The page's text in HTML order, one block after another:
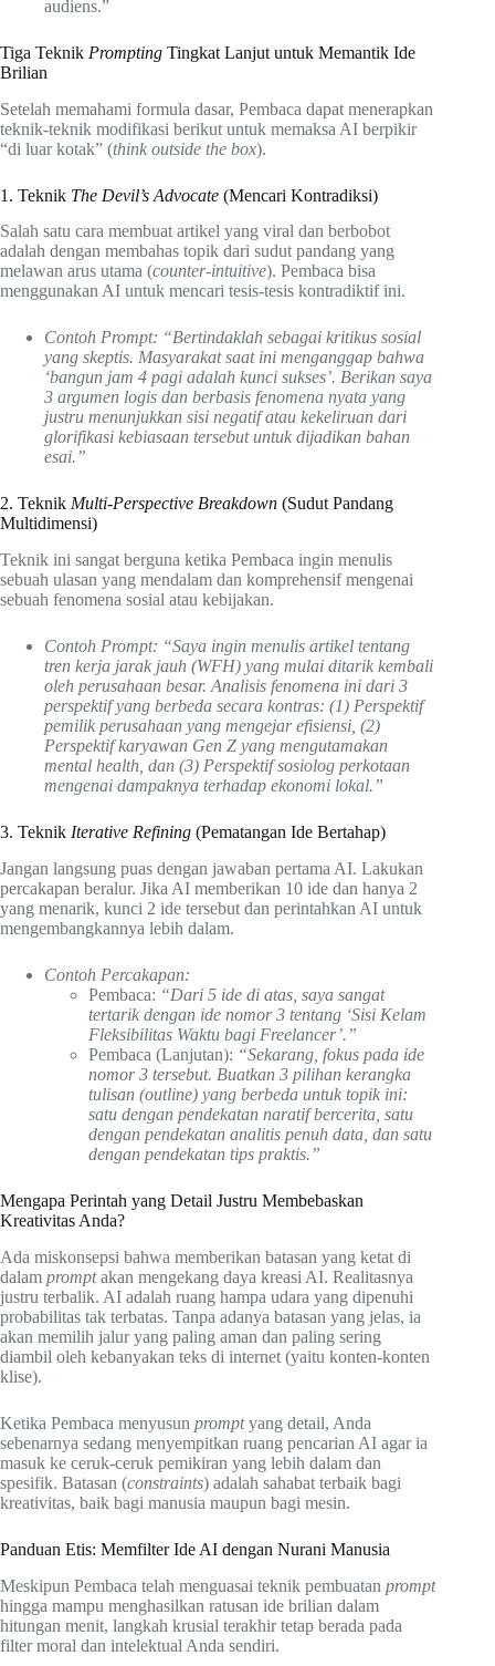
audiens.”
Tiga Teknik Prompting Tingkat Lanjut untuk Memantik Ide
Brilian
Setelah memahami formula dasar, Pembaca dapat menerapkan
teknik-teknik modifikasi berikut untuk memaksa AI berpikir
“di luar kotak” (think outside the box).
1. Teknik The Devil’s Advocate (Mencari Kontradiksi)
Salah satu cara membuat artikel yang viral dan berbobot
adalah dengan membahas topik dari sudut pandang yang
melawan arus utama (counter-intuitive). Pembaca bisa
menggunakan AI untuk mencari tesis-tesis kontradiktif ini.
Contoh Prompt: “Bertindaklah sebagai kritikus sosial
yang skeptis. Masyarakat saat ini menganggap bahwa
‘bangun jam 4 pagi adalah kunci sukses’. Berikan saya
3 argumen logis dan berbasis fenomena nyata yang
justru menunjukkan sisi negatif atau kekeliruan dari
glorifikasi kebiasaan tersebut untuk dijadikan bahan
esai.”
2. Teknik Multi-Perspective Breakdown (Sudut Pandang
Multidimensi)
Teknik ini sangat berguna ketika Pembaca ingin menulis
sebuah ulasan yang mendalam dan komprehensif mengenai
sebuah fenomena sosial atau kebijakan.
Contoh Prompt: “Saya ingin menulis artikel tentang
tren kerja jarak jauh (WFH) yang mulai ditarik kembali
oleh perusahaan besar. Analisis fenomena ini dari 3
perspektif yang berbeda secara kontras: (1) Perspektif
pemilik perusahaan yang mengejar efisiensi, (2)
Perspektif karyawan Gen Z yang mengutamakan
mental health, dan (3) Perspektif sosiolog perkotaan
mengenai dampaknya terhadap ekonomi lokal.”
3. Teknik Iterative Refining (Pematangan Ide Bertahap)
Jangan langsung puas dengan jawaban pertama AI. Lakukan
percakapan beralur. Jika AI memberikan 10 ide dan hanya 2
yang menarik, kunci 2 ide tersebut dan perintahkan AI untuk
mengembangkannya lebih dalam.
Contoh Percakapan:
Pembaca: “Dari 5 ide di atas, saya sangat
tertarik dengan ide nomor 3 tentang ‘Sisi Kelam
Fleksibilitas Waktu bagi Freelancer’.”
Pembaca (Lanjutan): “Sekarang, fokus pada ide
nomor 3 tersebut. Buatkan 3 pilihan kerangka
tulisan (outline) yang berbeda untuk topik ini:
satu dengan pendekatan naratif bercerita, satu
dengan pendekatan analitis penuh data, dan satu
dengan pendekatan tips praktis.”
Mengapa Perintah yang Detail Justru Membebaskan
Kreativitas Anda?
Ada miskonsepsi bahwa memberikan batasan yang ketat di
dalam promptakan mengekang daya kreasi AI. Realitasnya
justru terbalik. AI adalah ruang hampa udara yang dipenuhi
probabilitas tak terbatas. Tanpa adanya batasan yang jelas, ia
akan memilih jalur yang paling aman dan paling sering
diambil oleh kebanyakan teks di internet (yaitu konten-konten
klise).
Ketika Pembaca menyusun promptyang detail, Anda
sebenarnya sedang menyempitkan ruang pencarian AI agar ia
masuk ke ceruk-ceruk pemikiran yang lebih dalam dan
spesifik. Batasan (constraints) adalah sahabat terbaik bagi
kreativitas, baik bagi manusia maupun bagi mesin.
Panduan Etis: Memfilter Ide AI dengan Nurani Manusia
Meskipun Pembaca telah menguasai teknik pembuatan prompt
hingga mampu menghasilkan ratusan ide brilian dalam
hitungan menit, langkah krusial terakhir tetap berada pada
filter moral dan intelektual Anda sendiri.